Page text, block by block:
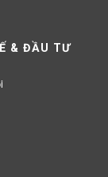
& ĐẦU TƯ